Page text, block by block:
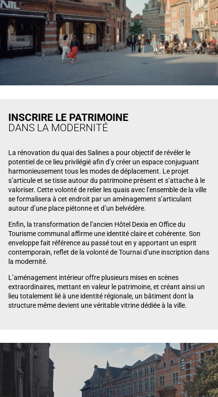
INSCRIRE LE PATRIMOINE
DANS LA MODERNITÉ
La rénovation du quai des Salines a pour objectif de révéler le
potentiel de ce lieu privilégié afin d’y créer un espace conjuguant
harmonieusement tous les modes de déplacement. Le projet
s’articule et se tisse autour du patrimoine présent et s’attache à le
valoriser. Cette volonté de relier les quais avec l’ensemble de la ville
se formalisera à cet endroit par un aménagement s’articulant
autour d’une place piétonne et d’un belvédère.
Enfin, la transformation de l’ancien Hôtel Dexia en Office du
Tourisme communal affirme une identité claire et cohérente. Son
enveloppe fait référence au passé tout en y apportant un esprit
contemporain, reflet de la volonté de Tournai d’une inscription dans
la modernité.
L’aménagement intérieur offre plusieurs mises en scènes
extraordinaires, mettant en valeur le patrimoine, et créant ainsi un
lieu totalement lié à une identité régionale, un bâtiment dont la
structure même devient une véritable vitrine dédiée à la ville.
Lecteur vidéo